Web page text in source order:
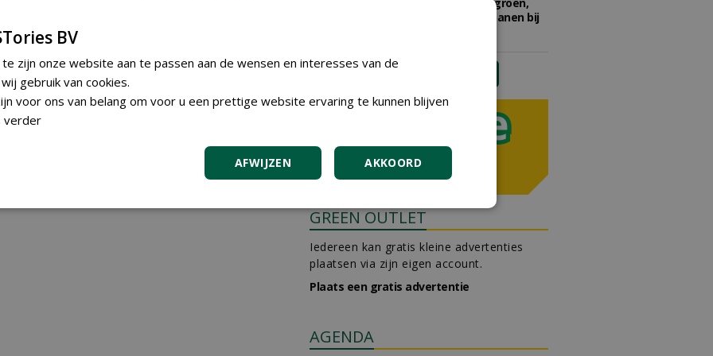
verbinden en ons breed te
houden
sportvelden & golfbanen bij
GREEN OUTLET
Iedereen kan gratis kleine advertenties
plaatsen via zijn eigen account.
Plaats een gratis advertentie
AGENDA
BV
zijn onze website aan te passen aan de wensen en interesses van de
gebruik van cookies.
voor ons van belang om voor u een prettige website ervaring te kunnen blijven
verder
AKKOORD
AFWIJZEN